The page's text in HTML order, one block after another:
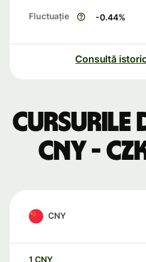
Fluctuație -0.44%
Consultă
Cursurile
CNY -
CNY
1 CNY